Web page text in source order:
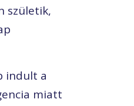
születik,
indult a
miatt